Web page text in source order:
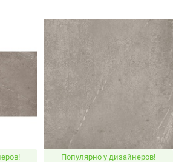
Популярно у дизайнеров!